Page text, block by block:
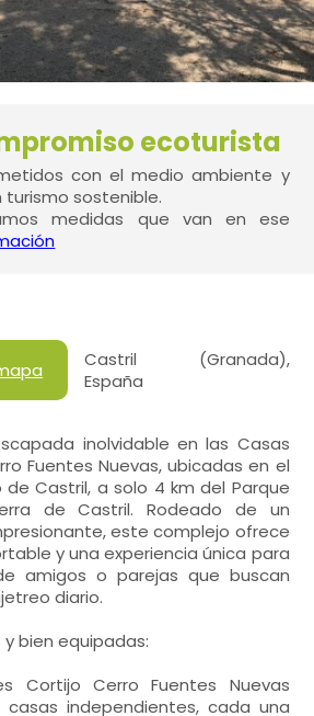
ecoturista
con el medio ambiente y
sostenible.
medidas que van en ese
Castril (Granada),
España
inolvidable en las Casas
Fuentes Nuevas, ubicadas en el
Castril, a solo 4 km del Parque
de Castril. Rodeado de un
este complejo ofrece
y una experiencia única para
amigos o parejas que buscan
diario.
bien equipadas:
Cortijo Cerro Fuentes Nuevas
independientes, cada una